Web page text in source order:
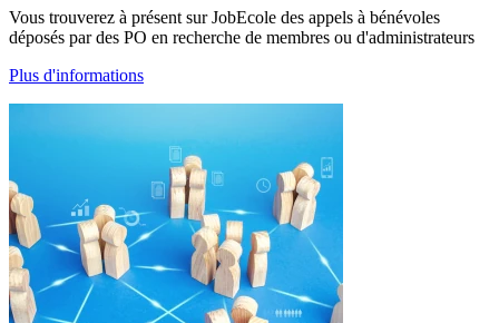
Vous trouverez à présent sur JobEcole des appels à bénévoles
déposés par des PO en recherche de membres ou d'administrateurs
Plus d'informations